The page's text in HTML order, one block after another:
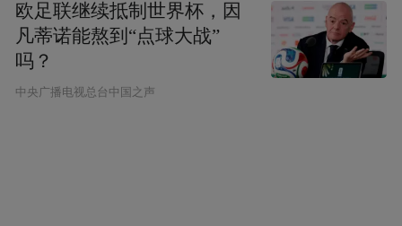
欧足联继续抵制世界杯，因
凡蒂诺能熬到“点球大战”
吗？
中央广播电视总台中国之声